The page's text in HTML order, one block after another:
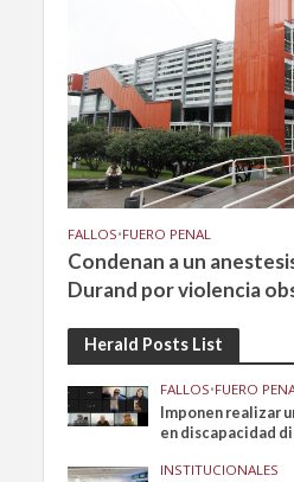
FALLOS•FUERO PENAL
Condenan a un
Durand por violencia
Herald Posts List
FALLOS•FUERO
Imponen realizar
en discapacidad
INSTITUCIONALES